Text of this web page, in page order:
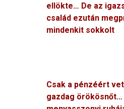
ellökte… De az
család ezután
mindenkit sokkolt
Csak a pénzéért
gazdag örökösnőt…